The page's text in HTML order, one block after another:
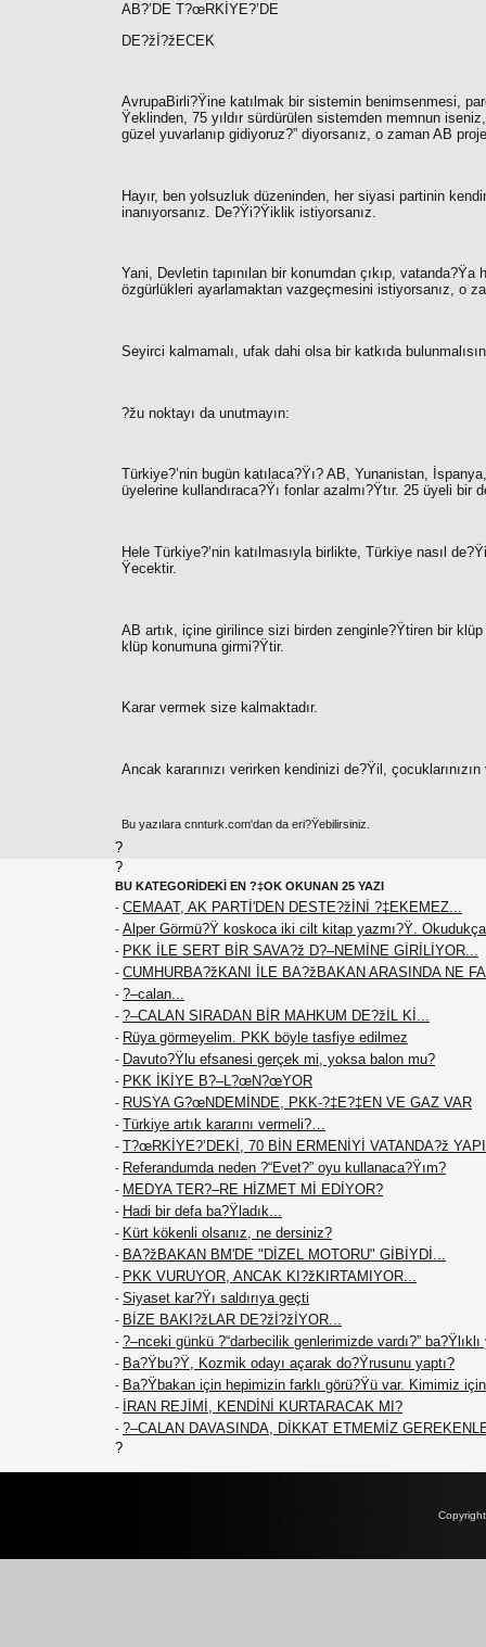
AB?’DE T?œRKİYE?’DE
DE?žİ?žECEK
AvrupaBirli?Ÿine katılmak bir sistemin benimsenmesi,
Ÿeklinden, 75 yıldır sürdürülen sistemden memnun
güzel yuvarlanıp gidiyoruz?” diyorsanız, o zaman AB
Hayır, ben yolsuzluk düzeninden, her siyasi partinin
inanıyorsanız. De?Ÿi?Ÿiklik istiyorsanız.
Yani, Devletin tapınılan bir konumdan çıkıp,
özgürlükleri ayarlamaktan vazgeçmesini istiyorsanız, o
Seyirci kalmamalı, ufak dahi olsa bir katkıda
?žu noktayı da unutmayın:
Türkiye?’nin bugün katılaca?Ÿı? AB, Yunanistan,
üyelerine kullandıraca?Ÿı fonlar azalmı?Ÿtır. 25 üyeli
Hele Türkiye?’nin katılmasıyla birlikte, Türkiye nasıl
Ÿecektir.
AB artık, içine girilince sizi birden zenginle?Ÿtiren bir
klüp konumuna girmi?Ÿtir.
Karar vermek size kalmaktadır.
Ancak kararınızı verirken kendinizi de?Ÿil,
Bu yazılara cnnturk.com'dan da eri?Ÿebilirsiniz.
?
?
BU KATEGORİDEKİ EN ?‡OK OKUNAN 25 YAZI
- CEMAAT, AK PARTİ'DEN DESTE?žİNİ ?‡EKEMEZ...
- Alper Görmü?Ÿ koskoca iki cilt kitap yazmı?Ÿ.
- PKK İLE SERT BİR SAVA?ž D?–NEMİNE GİRİLİYOR...
- CUMHURBA?žKANI İLE BA?žBAKAN ARASINDA NE
- ?–calan...
- ?–CALAN SIRADAN BİR MAHKUM DE?žİL Kİ...
- Rüya görmeyelim. PKK böyle tasfiye edilmez
- Davuto?Ÿlu efsanesi gerçek mi, yoksa balon mu?
- PKK İKİYE B?–L?œN?œYOR
- RUSYA G?œNDEMİNDE, PKK-?‡E?‡EN VE GAZ VAR
- Türkiye artık kararını vermeli?…
- T?œRKİYE?’DEKİ, 70 BİN ERMENİYİ VATANDA?ž
- Referandumda neden ?“Evet?” oyu kullanaca?Ÿım?
- MEDYA TER?–RE HİZMET Mİ EDİYOR?
- Hadi bir defa ba?Ÿladık...
- Kürt kökenli olsanız, ne dersiniz?
- BA?žBAKAN BM'DE "DİZEL MOTORU" GİBİYDİ...
- PKK VURUYOR, ANCAK KI?žKIRTAMIYOR...
- Siyaset kar?Ÿı saldırıya geçti
- BİZE BAKI?žLAR DE?žİ?žİYOR...
- ?–nceki günkü ?“darbecilik genlerimizde vardı?”
- Ba?Ÿbu?Ÿ, Kozmik odayı açarak do?Ÿrusunu yaptı?
- Ba?Ÿbakan için hepimizin farklı görü?Ÿü var. Kimimiz
- İRAN REJİMİ, KENDİNİ KURTARACAK MI?
- ?–CALAN DAVASINDA, DİKKAT ETMEMİZ
?